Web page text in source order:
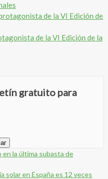
de la VI Edición de la
gratuito para
en la última subasta de
solar en España es 12 veces